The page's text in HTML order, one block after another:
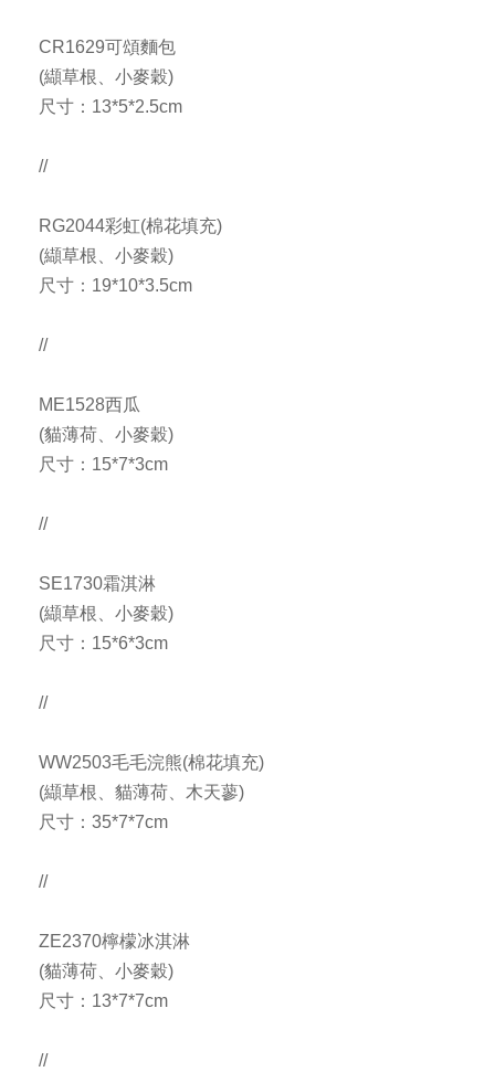
CR1629可頌麵包
(纈草根、小麥穀)
尺寸：13*5*2.5cm
//
RG2044彩虹(棉花填充)
(纈草根、小麥穀)
尺寸：19*10*3.5cm
//
ME1528西瓜
(貓薄荷、小麥穀)
尺寸：15*7*3cm
//
SE1730霜淇淋
(纈草根、小麥穀)
尺寸：15*6*3cm
//
WW2503毛毛浣熊(棉花填充)
(纈草根、貓薄荷、木天蓼)
尺寸：35*7*7cm
//
ZE2370檸檬冰淇淋
(貓薄荷、小麥穀)
尺寸：13*7*7cm
//